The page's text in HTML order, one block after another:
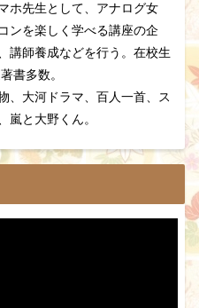
ホ先生として、アナログ女
ンを楽しく学べる講座の企
講師養成などを行う。在校生
書多数。
、大河ドラマ、百人一首、ス
嵐と大野くん。